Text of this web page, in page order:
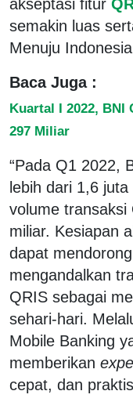
akseptasi fitur
semakin luas
Menuju
Baca Juga :
Kuartal I 2022, BNI
297 Miliar
“Pada Q1 2022,
lebih dari 1,6
volume transaksi
miliar. Kesiapan
dapat
mengandalkan
QRIS sebagai
sehari-hari.
Mobile Banking
memberikan
cepat, dan